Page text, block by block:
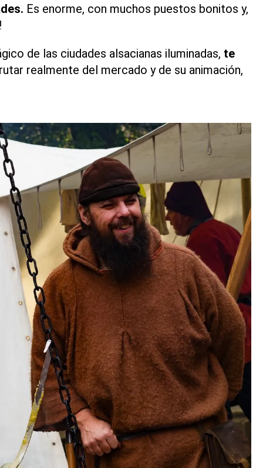
Es enorme, con muchos puestos bonitos y,
de las ciudades alsacianas iluminadas, te
realmente del mercado y de su animación,